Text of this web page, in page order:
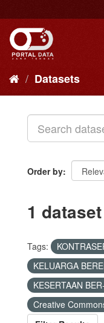
to
content
Datasets
Order by
1
Tags:
KELUARGA
KESERTAAN
Creative